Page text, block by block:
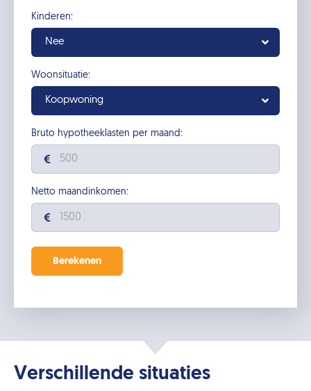
Kinderen:
Nee
Woonsituatie:
Koopwoning
Bruto hypotheeklasten per maand:
Netto maandinkomen:
Verschillende situaties